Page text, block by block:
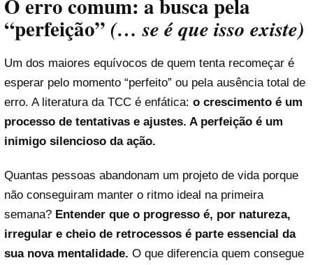
O erro comum: a busca pela
“perfeição” (… se é que isso existe)
Um dos maiores equívocos de quem tenta recomeçar é
esperar pelo momento “perfeito” ou pela ausência total de
erro. A literatura da TCC é enfática: o crescimento é um
processo de tentativas e ajustes. A perfeição é um
inimigo silencioso da ação.
Quantas pessoas abandonam um projeto de vida porque
não conseguiram manter o ritmo ideal na primeira
semana? Entender que o progresso é, por natureza,
irregular e cheio de retrocessos é parte essencial da
sua nova mentalidade. O que diferencia quem consegue